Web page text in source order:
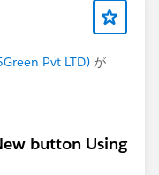
Pvt LTD) が
button Using